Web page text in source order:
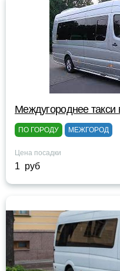
Междугороднее такси
ПО ГОРОДУ МЕЖГОРОД
Цена посадки
1 руб